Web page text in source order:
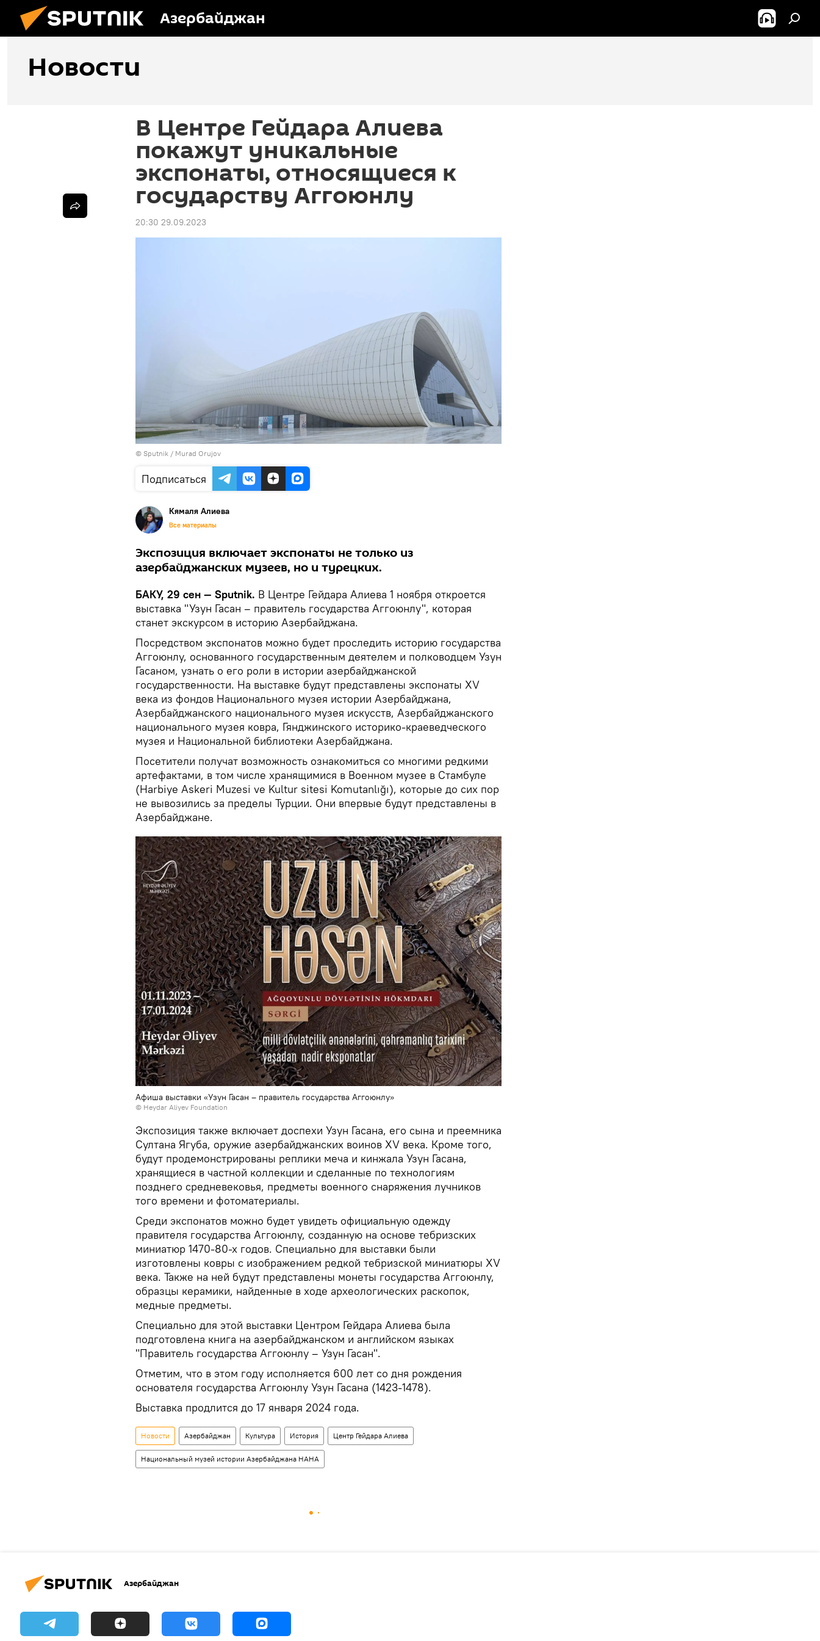
Азербайджан
Новости
В Центре Гейдара Алиева
покажут уникальные
экспонаты, относящиеся к
государству Аггоюнлу
20:30 29.09.2023
© Sputnik / Murad Orujov
Подписаться
Кямаля Алиева
Все материалы
Экспозиция включает экспонаты не только из
азербайджанских музеев, но и турецких.
БАКУ, 29 сен — Sputnik. В Центре Гейдара Алиева 1 ноября откроется
выставка "Узун Гасан – правитель государства Аггоюнлу", которая
станет экскурсом в историю Азербайджана.
Посредством экспонатов можно будет проследить историю государства
Аггоюнлу, основанного государственным деятелем и полководцем Узун
Гасаном, узнать о его роли в истории азербайджанской
государственности. На выставке будут представлены экспонаты XV
века из фондов Национального музея истории Азербайджана,
Азербайджанского национального музея искусств, Азербайджанского
национального музея ковра, Гянджинского историко-краеведческого
музея и Национальной библиотеки Азербайджана.
Посетители получат возможность ознакомиться со многими редкими
артефактами, в том числе хранящимися в Военном музее в Стамбуле
(Harbiye Askeri Muzesi ve Kultur sitesi Komutanlığı), которые до сих пор
не вывозились за пределы Турции. Они впервые будут представлены в
Азербайджане.
Афиша выставки «Узун Гасан – правитель государства Аггоюнлу»
© Heydar Aliyev Foundation
Экспозиция также включает доспехи Узун Гасана, его сына и преемника
Султана Ягуба, оружие азербайджанских воинов XV века. Кроме того,
будут продемонстрированы реплики меча и кинжала Узун Гасана,
хранящиеся в частной коллекции и сделанные по технологиям
позднего средневековья, предметы военного снаряжения лучников
того времени и фотоматериалы.
Среди экспонатов можно будет увидеть официальную одежду
правителя государства Аггоюнлу, созданную на основе тебризских
миниатюр 1470-80-х годов. Специально для выставки были
изготовлены ковры с изображением редкой тебризской миниатюры XV
века. Также на ней будут представлены монеты государства Аггоюнлу,
образцы керамики, найденные в ходе археологических раскопок,
медные предметы.
Специально для этой выставки Центром Гейдара Алиева была
подготовлена книга на азербайджанском и английском языках
"Правитель государства Аггоюнлу – Узун Гасан".
Отметим, что в этом году исполняется 600 лет со дня рождения
основателя государства Аггоюнлу Узун Гасана (1423-1478).
Выставка продлится до 17 января 2024 года.
Новости Азербайджан Культура История Центр Гейдара Алиева
Национальный музей истории Азербайджана НАНА
Азербайджан